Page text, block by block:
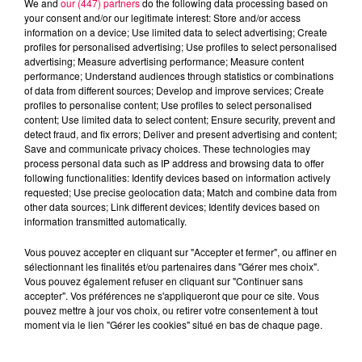
l'évolution des températures
DERNIÈRES INFOS
We and our (447) partnersdo the following data processing based on
your consent and/or our legitimate interest: Store and/or access
information on a device; Use limited data to select advertising; Create
profiles for personalised advertising; Use profiles to select personalised
advertising; Measure advertising performance; Measure content
performance; Understand audiences through statistics or combinations
of data from different sources; Develop and improve services; Create
profiles to personalise content; Use profiles to select personalised
content; Use limited data to select content; Ensure security, prevent and
detect fraud, and fix errors; Deliver and present advertising and content;
Save and communicate privacy choices. These technologies may
process personal data such as IP address and browsing data to offer
following functionalities: Identify devices based on information actively
requested; Use precise geolocation data; Match and combine data from
other data sources; Link different devices; Identify devices based on
information transmitted automatically.
Vous pouvez accepter en cliquant sur "Accepter et fermer", ou affiner en
sélectionnant les finalités et/ou partenaires dans "Gérer mes choix".
Vous pouvez également refuser en cliquant sur "Continuer sans
accepter". Vos préférences ne s'appliqueront que pour ce site. Vous
pouvez mettre à jour vos choix, ou retirer votre consentement à tout
moment via le lien "Gérer les cookies" situé en bas de chaque page.